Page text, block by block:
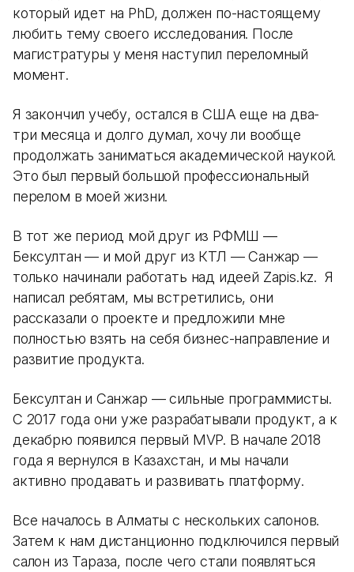
который идет на PhD, должен по-настоящему
любить тему своего исследования. После
магистратуры у меня наступил переломный
момент.
Я закончил учебу, остался в США еще на два-
три месяца и долго думал, хочу ли вообще
продолжать заниматься академической наукой.
Это был первый большой профессиональный
перелом в моей жизни.
В тот же период мой друг из РФМШ —
Бексултан — и мой друг из КТЛ — Санжар —
только начинали работать над идеей Zapis.kz. Я
написал ребятам, мы встретились, они
рассказали о проекте и предложили мне
полностью взять на себя бизнес-направление и
развитие продукта.
Бексултан и Санжар — сильные программисты.
С 2017 года они уже разрабатывали продукт, а к
декабрю появился первый MVP. В начале 2018
года я вернулся в Казахстан, и мы начали
активно продавать и развивать платформу.
Все началось в Алматы с нескольких салонов.
Затем к нам дистанционно подключился первый
салон из Тараза, после чего стали появляться